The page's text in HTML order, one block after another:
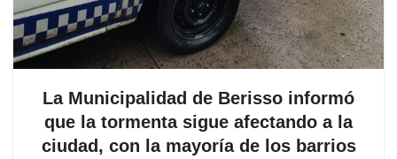
La Municipalidad de Berisso informó
que la tormenta sigue afectando a la
ciudad, con la mayoría de los barrios